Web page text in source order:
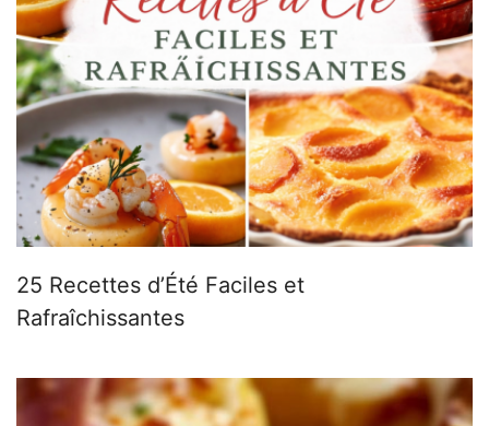
25 Recettes d’Été Faciles et
Rafraîchissantes